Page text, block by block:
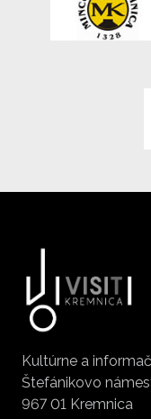
Kultúrne a
Štefánikovo
967 01 Kremnica